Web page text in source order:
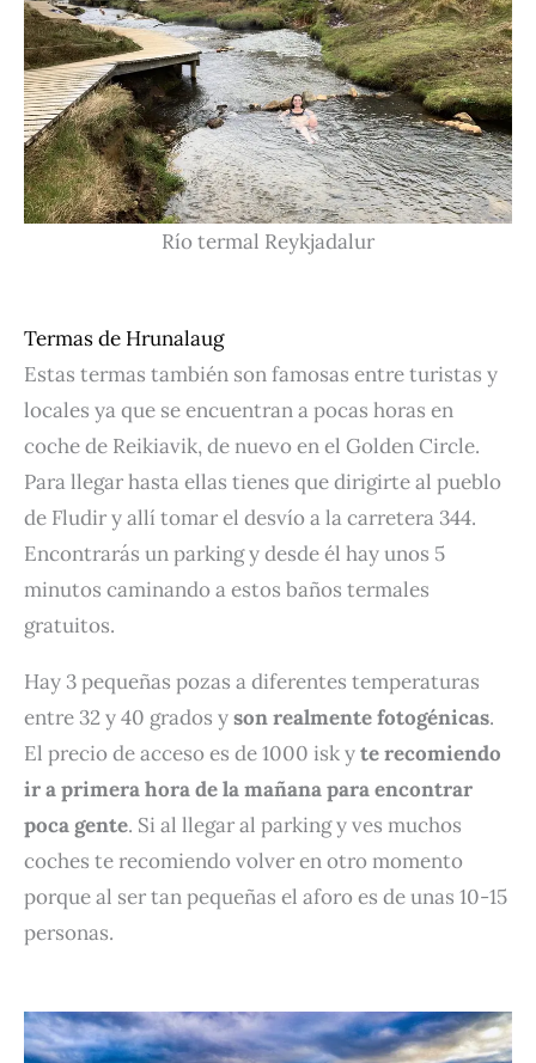
Río termal Reykjadalur
Termas de Hrunalaug
Estas termas también son famosas entre turistas y
locales ya que se encuentran a pocas horas en
coche de Reikiavik,de nuevo en el Golden Circle.
Para llegar hasta ellas tienes que dirigirte al pueblo
de Fludir y allí tomar el desvío a la carretera 344.
Encontrarás un parking y desde él hay unos 5
minutos caminando a estos baños termales
gratuitos.
Hay 3 pequeñas pozas a diferentes temperaturas
entre 32 y 40 grados yson realmente fotogénicas.
El precio de acceso es de 1000 isk yte recomiendo
ir a primera hora de la mañana para encontrar
poca gente. Si al llegar al parking y ves muchos
coches te recomiendo volver en otro momento
porque al ser tan pequeñas el aforo es de unas 10-15
personas.